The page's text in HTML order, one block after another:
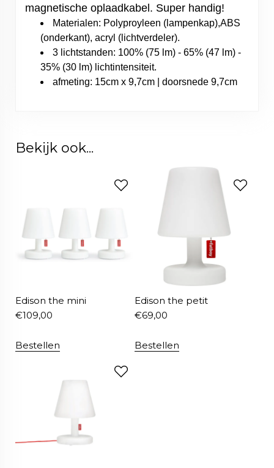
magnetische oplaadkabel. Super handig!
Materialen: Polyproyleen (lampenkap),ABS
(onderkant), acryl (lichtverdeler).
3 lichtstanden: 100% (75 lm) - 65% (47 lm) -
35% (30 lm) lichtintensiteit.
afmeting: 15cm x 9,7cm | doorsnede 9,7cm
Bekijk ook...
Edison the mini
€109,00
Bestellen
Edison the petit
€69,00
Bestellen